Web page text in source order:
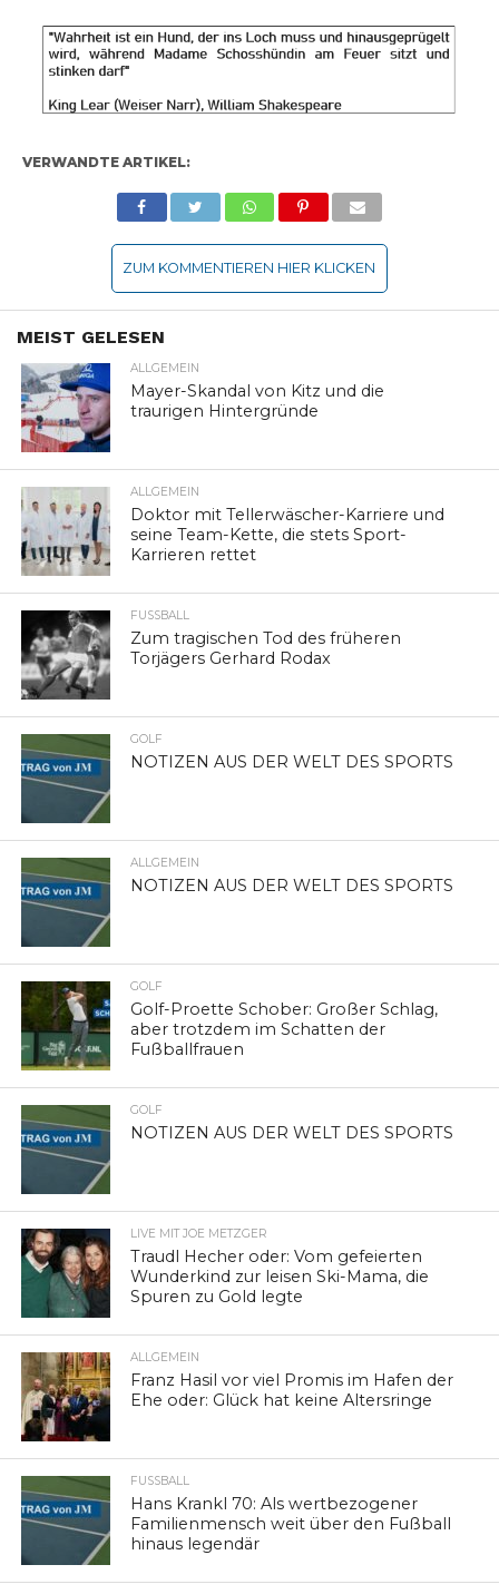
VERWANDTE ARTIKEL:
ZUM KOMMENTIEREN HIER KLICKEN
MEIST GELESEN
ALLGEMEIN
Mayer-Skandal von Kitz und die
traurigen Hintergründe
ALLGEMEIN
Doktor mit Tellerwäscher-Karriere und
seine Team-Kette, die stets Sport-
Karrieren rettet
FUSSBALL
Zum tragischen Tod des früheren
Torjägers Gerhard Rodax
GOLF
NOTIZEN AUS DER WELT DES SPORTS
ALLGEMEIN
NOTIZEN AUS DER WELT DES SPORTS
GOLF
Golf-Proette Schober: Großer Schlag,
aber trotzdem im Schatten der
Fußballfrauen
GOLF
NOTIZEN AUS DER WELT DES SPORTS
LIVE MIT JOE METZGER
Traudl Hecher oder: Vom gefeierten
Wunderkind zur leisen Ski-Mama, die
Spuren zu Gold legte
ALLGEMEIN
Franz Hasil vor viel Promis im Hafen der
Ehe oder: Glück hat keine Altersringe
FUSSBALL
Hans Krankl 70: Als wertbezogener
Familienmensch weit über den Fußball
hinaus legendär